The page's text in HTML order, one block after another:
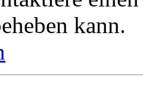
kann.